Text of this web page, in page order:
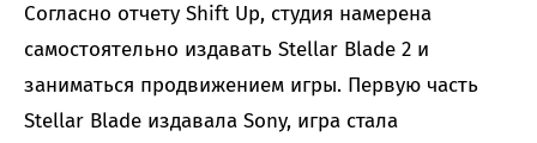
Согласно отчету Shift Up, студия намерена
самостоятельно издавать Stellar Blade 2 и
заниматься продвижением игры. Первую часть
Stellar Blade издавала Sony, игра стала